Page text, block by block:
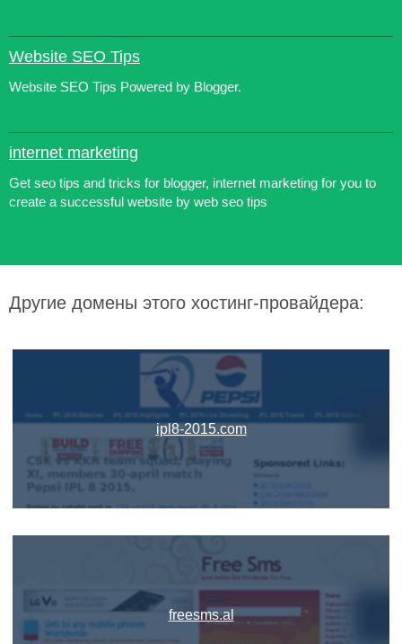
Website SEO Tips
Website SEO Tips Powered by Blogger.
internet marketing
Get seo tips and tricks for blogger, internet marketing for you to
create a successful website by web seo tips
Другие домены этого хостинг-провайдера:
ipl8-2015.com
freesms.al